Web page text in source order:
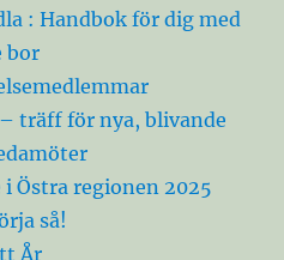
: Handbok för dig med
bor
träff för nya, blivande
Östra regionen 2025
så!
År